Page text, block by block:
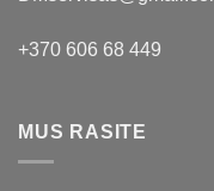
+370 606 68 449
MUS RASITE